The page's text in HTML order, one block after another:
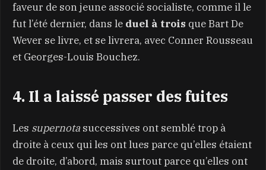
faveur de son jeune associé socialiste, comme il le
fut l’été dernier, dans le duel à trois que Bart De
Wever se livre, et se livrera, avec Conner Rousseau
et Georges-Louis Bouchez.
4. Il a laissé passer des fuites
Les supernota successives ont semblé trop à
droite à ceux qui les ont lues parce qu’elles étaient
de droite, d’abord, mais surtout parce qu’elles ont